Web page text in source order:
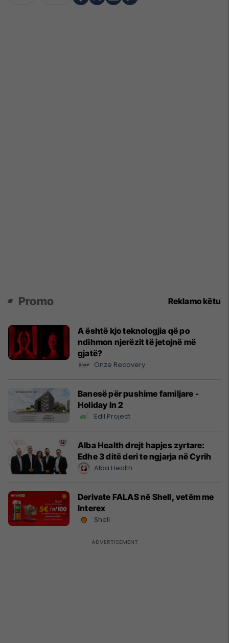
Promo Reklamo këtu
A është kjo teknologjia që po
ndihmon njerëzit të jetojnë më
gjatë?
Onze Recovery
Banesë për pushime familjare -
Holiday In 2
Edil Project
Alba Health drejt hapjes zyrtare:
Edhe 3 ditë deri te ngjarja në Cyrih
Alba Health
Derivate FALAS në Shell, vetëm me
Interex
Shell